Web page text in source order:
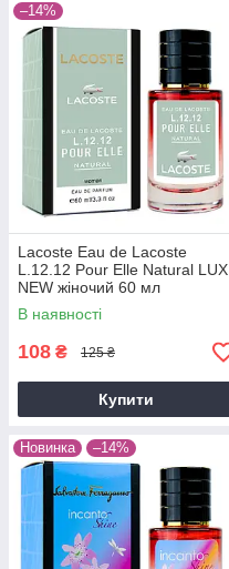
–14%
Lacoste Eau de Lacoste
L.12.12 Pour Elle Natural LUX
NEW жіночий 60 мл
В наявності
108 ₴ 125 ₴
Купити
Новинка –14%